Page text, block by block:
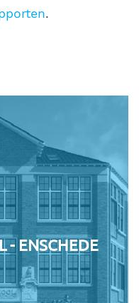
.
- ENSCHEDE